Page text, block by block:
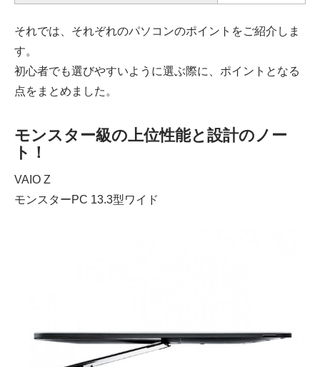
それでは、それぞれのパソコンのポイントをご紹介しま
す。
初心者でも選びやすいように選ぶ際に、ポイントとなる
点をまとめました。
モンスター級の上位性能と設計のノー
ト！
VAIO Z
モンスターPC 13.3型ワイド